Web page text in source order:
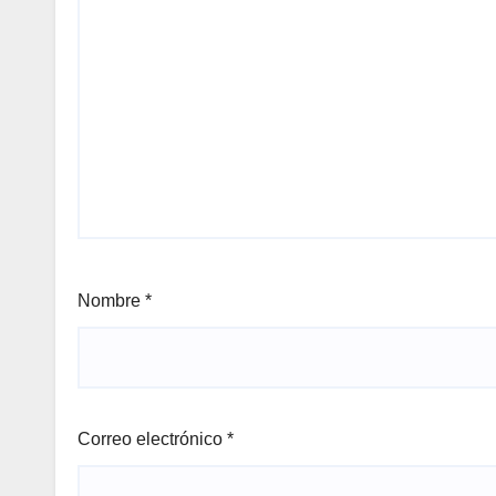
Nombre *
Correo electrónico *